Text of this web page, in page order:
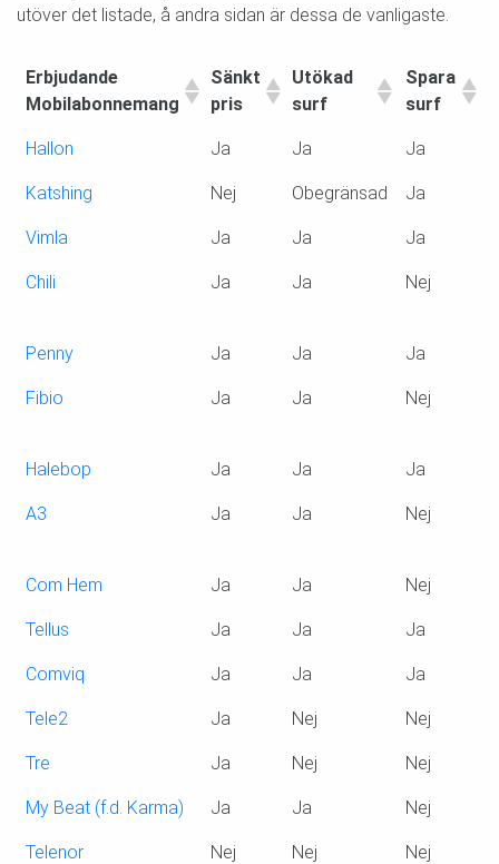
utöver det listade, å andra sidan är dessa de vanligaste.
Erbjudande
Mobilabonnemang
Sänkt
pris
Utökad
surf
Spara
surf
Erbjudande
Sänkt
Utökad
Spara
Hallon Ja Ja Ja
Katshing Nej Obegränsad Ja
Vimla Ja Ja Ja
Chili Ja Ja Nej
Penny Ja Ja Ja
Fibio Ja Ja Nej
Halebop Ja Ja Ja
A3 Ja Ja Nej
Com Hem Ja Ja Nej
Tellus Ja Ja Ja
Comviq Ja Ja Ja
Tele2 Ja Nej Nej
Tre Ja Nej Nej
My Beat (f.d. Karma) Ja Ja Nej
Telenor Nej Nej Nej